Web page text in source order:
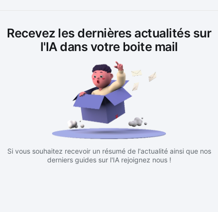
Recevez les dernières actualités sur
l'IA dans votre boite mail
Si vous souhaitez recevoir un résumé de l'actualité ainsi que nos
derniers guides sur l'IA rejoignez nous !